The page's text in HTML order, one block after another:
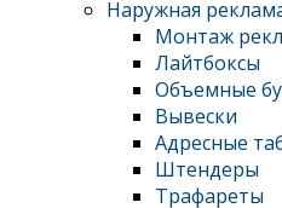
Наружная
Монтаж
Лайтбоксы
Объемные
Вывески
Адресные
Штендеры
Трафареты